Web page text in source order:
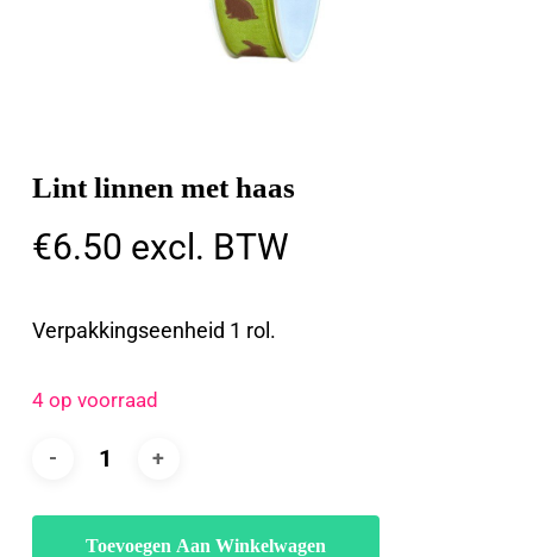
Lint linnen met haas
€6.50 excl. BTW
Verpakkingseenheid 1 rol.
4 op voorraad
Toevoegen Aan Winkelwagen